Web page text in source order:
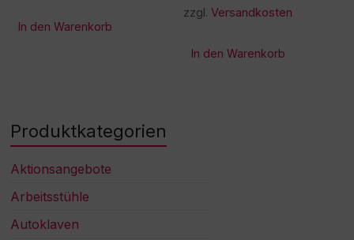
In den Warenkorb
zzgl.Versandkosten
In den Warenkorb
Produktkategorien
Aktionsangebote
Arbeitsstühle
Autoklaven